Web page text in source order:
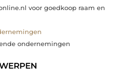
voor goedkoop raam en
ondernemingen